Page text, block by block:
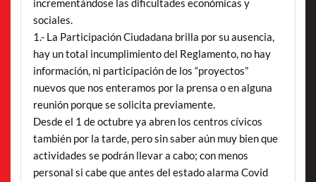
incrementándose las dificultades económicas y
sociales.
1.- La Participación Ciudadana brilla por su ausencia,
hay un total incumplimiento del Reglamento, no hay
información, ni participación de los “proyectos”
nuevos que nos enteramos por la prensa o en alguna
reunión porque se solicita previamente.
Desde el 1 de octubre ya abren los centros cívicos
también por la tarde, pero sin saber aún muy bien que
actividades se podrán llevar a cabo; con menos
personal si cabe que antes del estado alarma Covid